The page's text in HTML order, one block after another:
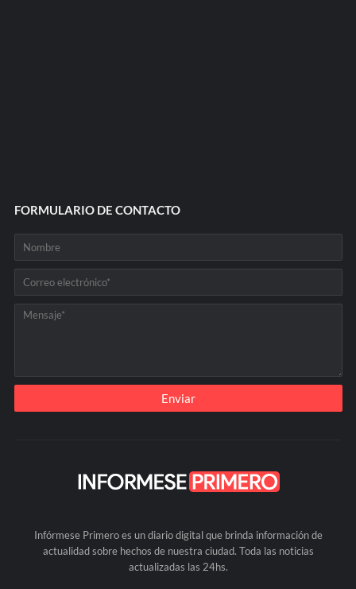
FORMULARIO DE CONTACTO
Infórmese Primero es un diario digital que brinda información de
actualidad sobre hechos de nuestra ciudad. Toda las noticias
actualizadas las 24hs.